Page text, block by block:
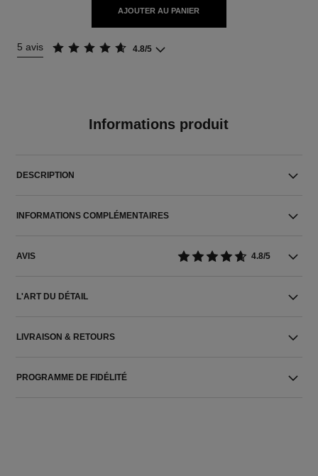
AJOUTER AU PANIER
5 avis 4.8/5
Informations produit
DESCRIPTION
INFORMATIONS COMPLÉMENTAIRES
AVIS 4.8/5
L'ART DU DÉTAIL
LIVRAISON & RETOURS
PROGRAMME DE FIDÉLITÉ